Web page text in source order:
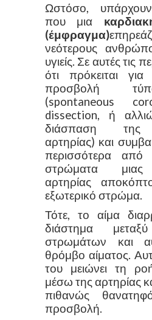
Ωστόσο,
που μια
(έμφραγμα)
νεότερους
υγιείς. Σε αυτές τις
ότι πρόκειται
προσβολή
(spontaneous
dissection, ή
διάσπαση της
αρτηρίας) και
περισσότερα από
στρώματα μιας
αρτηρίας
εξωτερικό στρώμα.
Τότε, το αίμα
διάστημα
στρωμάτων και
θρόμβο αίματος.
του μειώνει τη
μέσω της αρτηρίας
πιθανώς
προσβολή.